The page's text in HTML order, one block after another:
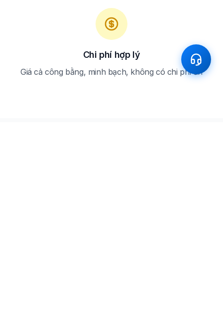
Chi phí hợp lý
Giá cả công bằng, minh bạch, không có chi phí ẩn